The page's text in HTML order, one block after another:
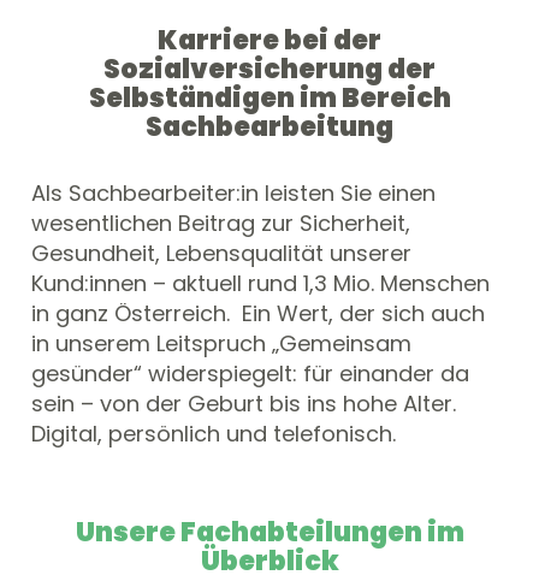
Karriere bei der
Sozialversicherung der
Selbständigen im Bereich
Sachbearbeitung
Als Sachbearbeiter:in leisten Sie einen
wesentlichen Beitrag zur Sicherheit,
Gesundheit, Lebensqualität unserer
Kund:innen – aktuell rund 1,3 Mio. Menschen
in ganz Österreich. Ein Wert, der sich auch
in unserem Leitspruch „Gemeinsam
gesünder“ widerspiegelt: für einander da
sein – von der Geburt bis ins hohe Alter.
Digital, persönlich und telefonisch.
Unsere Fachabteilungen im
Überblick